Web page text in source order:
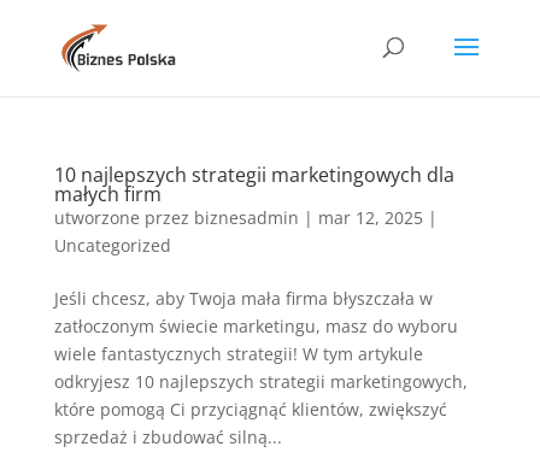
10 najlepszych strategii marketingowych dla
małych firm
utworzone przez biznesadmin | mar 12, 2025|
Uncategorized
Jeśli chcesz, aby Twoja mała firma błyszczała w
zatłoczonym świecie marketingu, masz do wyboru
wiele fantastycznych strategii! W tym artykule
odkryjesz 10 najlepszych strategii marketingowych,
które pomogą Ci przyciągnąć klientów, zwiększyć
sprzedaż i zbudować silną...